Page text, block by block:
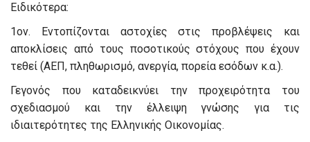
Ειδικότερα:
1ον. Εντοπίζονται αστοχίες στις προβλέψεις και
αποκλίσεις από τους ποσοτικούς στόχους που έχουν
τεθεί (ΑΕΠ, πληθωρισμό, ανεργία, πορεία εσόδων κ.α.).
Γεγονός που καταδεικνύει την προχειρότητα του
σχεδιασμού και την έλλειψη γνώσης για τις
ιδιαιτερότητες της Ελληνικής Οικονομίας.